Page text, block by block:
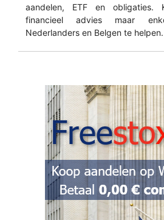
aandelen, ETF en obligaties.
financieel advies maar
Nederlanders en Belgen te helpen.